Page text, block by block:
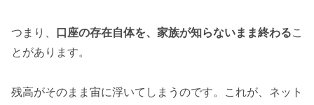
つまり、 口座の存在自体を、家族が知らないまま終わるこ
とがあります。
残高がそのまま宙に浮いてしまうのです。これが、ネット